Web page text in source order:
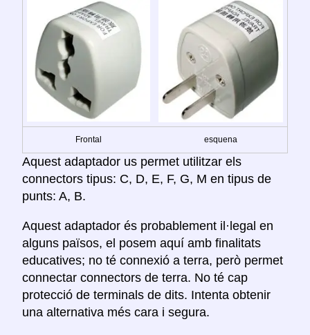
Frontal esquena
Aquest adaptador us permet utilitzar els
connectors tipus: C, D, E, F, G, M en tipus de
punts: A, B.
Aquest adaptador és probablement il·legal en
alguns països, el posem aquí amb finalitats
educatives; no té connexió a terra, però permet
connectar connectors de terra. No té cap
protecció de terminals de dits. Intenta obtenir
una alternativa més cara i segura.